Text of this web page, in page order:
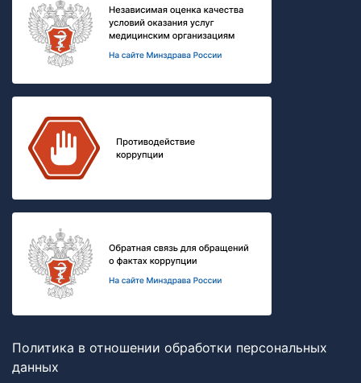
Политика в отношении обработки персональных
данных